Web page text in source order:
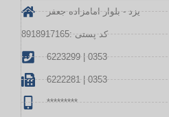
یزد - بلوار امامزاده جعفر
کد پستی :8918917165
6223299 | 0353
6222281 | 0353
*********